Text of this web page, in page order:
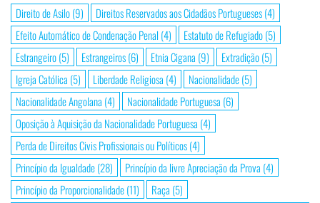
Direito de Asilo(9) Direitos Reservados aos Cidadãos Portugueses(4)
Efeito Automático de Condenação Penal (4) Estatuto de Refugiado(5)
Estrangeiro(5) Estrangeiros(6) Etnia Cigana (9) Extradição(5)
Igreja Católica (5) Liberdade Religiosa (4) Nacionalidade(5)
Nacionalidade Angolana (4) Nacionalidade Portuguesa (6)
Oposição à Aquisição da Nacionalidade Portuguesa (4)
Perda de Direitos Civis Profissionais ou Políticos(4)
Princípio da Igualdade(28) Princípio da livre Apreciação da Prova (4)
Princípio da Proporcionalidade(11) Raça (5)